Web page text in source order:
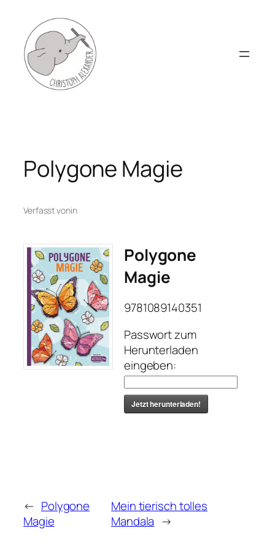
Inhalt
springen
Polygone Magie
Verfasst vonin
Polygone
Magie
9781089140351
Passwort zum
Herunterladen
eingeben:
Jetzt herunterladen!
← Polygone
Magie
Mein tierisch tolles
Mandala →